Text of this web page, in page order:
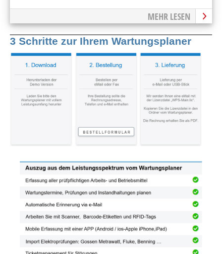
MEHR LESEN
3 Schritte zur Ihrem Wartungsplaner